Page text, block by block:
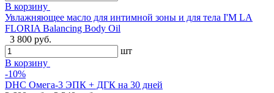
В корзину
Увлажняющее масло для интимной зоны и для тела I'M LA
FLORIA Balancing Body Oil
3 800 руб.
шт
В корзину
-10%
DHC Омега-3 ЭПК + ДГК на 30 дней